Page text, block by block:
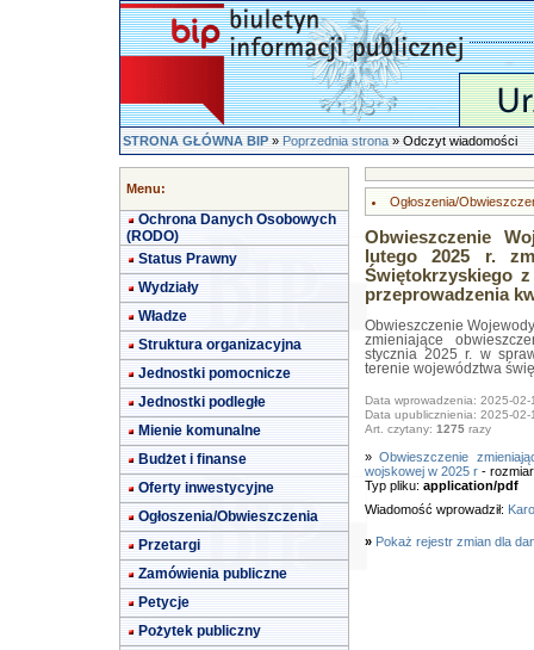
STRONA GŁÓWNA BIP»Poprzednia strona» Odczyt wiadomości
Menu:
Ochrona Danych Osobowych
(RODO)
Status Prawny
Wydziały
Władze
Struktura organizacyjna
Jednostki pomocnicze
Jednostki podległe
Mienie komunalne
Budżet i finanse
Oferty inwestycyjne
Ogłoszenia/Obwieszczenia
Przetargi
Zamówienia publiczne
Petycje
Pożytek publiczny
Ogłoszenia/
Obwieszczenie
lutego 2025 r.
Świętokrzyskiego
przeprowadzenia
Obwieszczenie
zmieniające
stycznia 2025 r. w
terenie województwa
Data wprowadzenia: 2025-02-
Data upublicznienia: 2025-02-
Art. czytany: 1275razy
»Obwieszczenie
wojskowej w 2025 r-
Typ pliku: application/pdf
Wiadomość wprowadził:
» Pokaż rejestr zmian dla